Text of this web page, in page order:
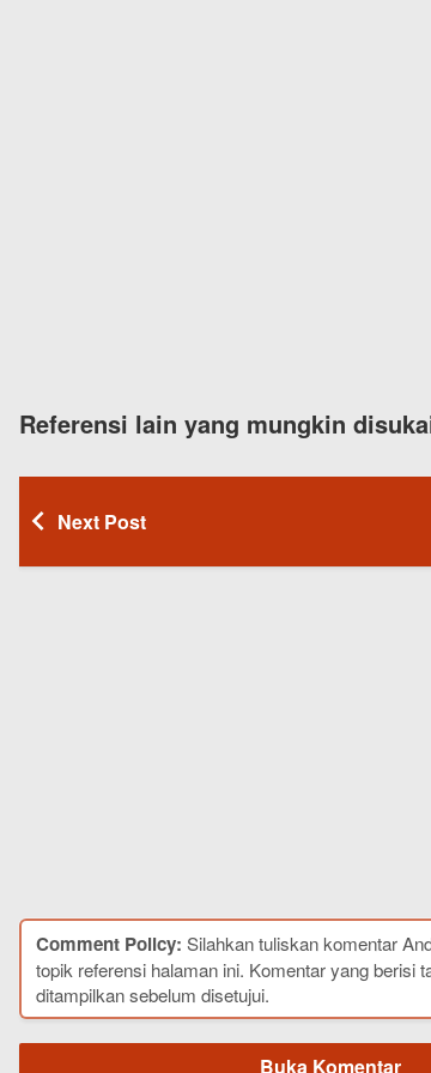
Referensi lain yang mungkin
Next Post
Comment Policy: Silahkan tuliskan komentar
topik referensi halaman ini. Komentar yang berisi
ditampilkan sebelum disetujui.
Buka Komentar